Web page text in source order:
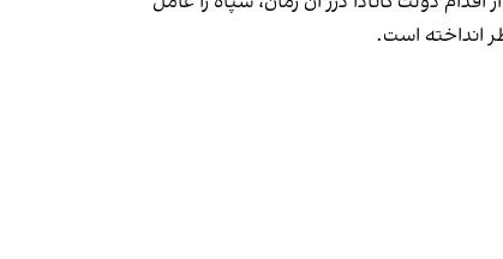
انداخته است.